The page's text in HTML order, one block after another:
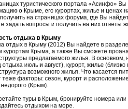
туристического портала «Асинфо»
о Крыме, его курортах, жилье и ценах
на страницах форума, где Вы
задать вопросы и получить на них ответы
отдыха в Крыму
отдых в Крыму (2012) Вы найдете в
курортам Крыма, а также Вы сможете
предлагаемого жилья. В
отдыха июль и август), курорт, жилье
возможного жилья. Что касается
теже факторы: сезон, курорт и
(Крым).
туры в Крым, бронируйте номера
отдыхом на море.